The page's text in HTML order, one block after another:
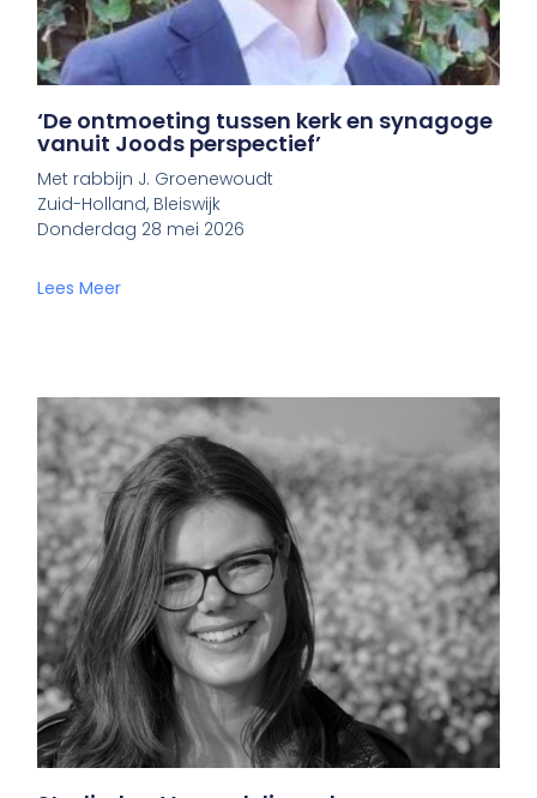
‘De ontmoeting tussen kerk en synagoge
vanuit Joods perspectief’
Met rabbijn J. Groenewoudt
Zuid-Holland, Bleiswijk
Donderdag 28 mei 2026
Lees Meer